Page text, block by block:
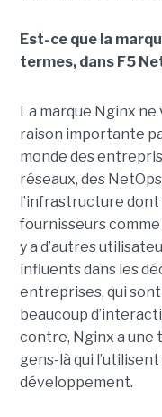
Est-ce que la
termes, dans F5
La marque Nginx
raison importante
monde des
réseaux, des
l’infrastructure
fournisseurs comme
y a d’autres
influents dans les
entreprises, qui sont
beaucoup
contre, Nginx a une
gens-là qui
développement.